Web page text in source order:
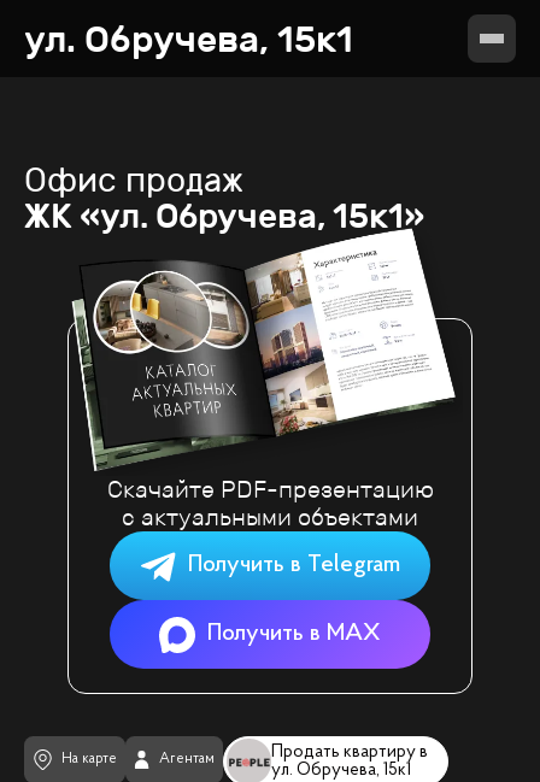
ул. Обручева, 15к1
Офис продаж
ЖК «ул. Обручева, 15к1»
Продать квартиру в
ул. Обручева, 15к1
На карте Агентам
Скачайте PDF-презентацию
с актуальными объектами
Получить в Telegram
Получить в MAX